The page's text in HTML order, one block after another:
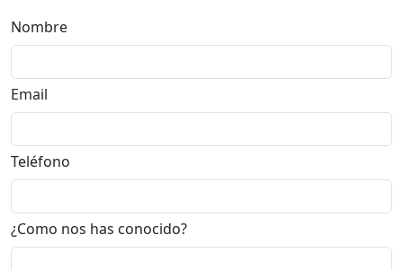
Nombre
Email
Teléfono
¿Como nos has conocido?